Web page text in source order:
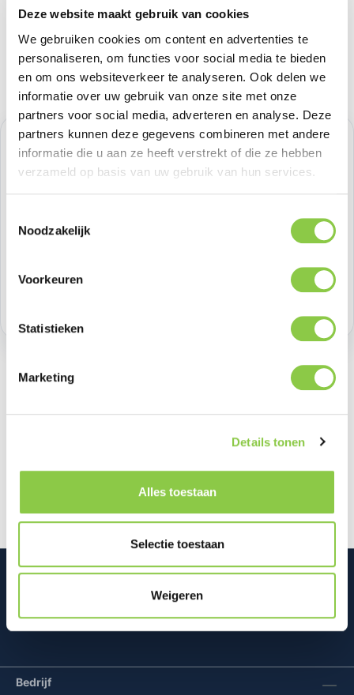
Deze website maakt gebruik van cookies
We gebruiken cookies om content en advertenties te
personaliseren, om functies voor social media te bieden
en om ons websiteverkeer te analyseren. Ook delen we
informatie over uw gebruik van onze site met onze
partners voor social media, adverteren en analyse. Deze
partners kunnen deze gegevens combineren met andere
informatie die u aan ze heeft verstrekt of die ze hebben
verzameld op basis van uw gebruik van hun services.
Noodzakelijk
Voorkeuren
Statistieken
Marketing
Details tonen
Alles toestaan
Selectie toestaan
Weigeren
Verkoopprijs:
€ 20,65 %
Normale prijs:
€ 20,65 (0.01% bespaard)
Prijzen excl. BTW
Producthoeveelheid: Voer de
Productnummer:
Beschrijving
Bescherm je iPhone 17 met de BeHello Clear Case.
Mconomy BV
Bedrijf